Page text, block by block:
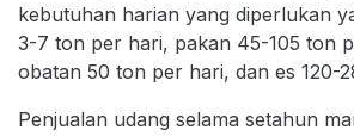
kebutuhan harian yang diperlukan
3-7 ton per hari, pakan 45-105 ton
obatan 50 ton per hari, dan es 120-
Penjualan udang selama setahun